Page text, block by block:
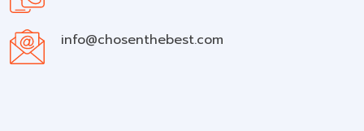
info@chosenthebest.com